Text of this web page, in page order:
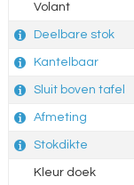
Volant
Deelbare stok
Kantelbaar
Sluit boven tafel
Afmeting
Stokdikte
Kleur doek